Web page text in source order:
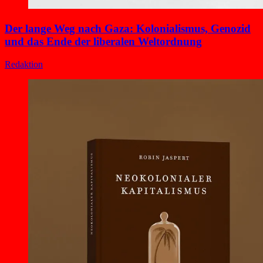
Der lange Weg nach Gaza: Kolonialismus, Genozid
und das Ende der liberalen Weltordnung
Redaktion